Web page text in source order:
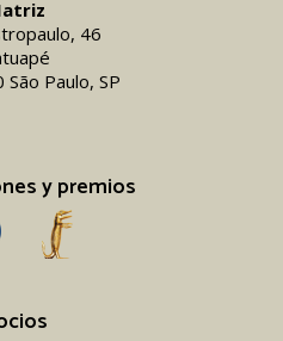
46
Paulo, SP
y premios